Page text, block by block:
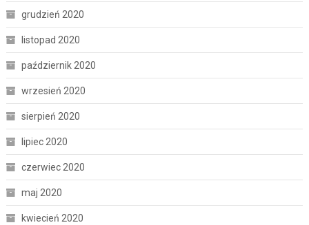
grudzień 2020
listopad 2020
październik 2020
wrzesień 2020
sierpień 2020
lipiec 2020
czerwiec 2020
maj 2020
kwiecień 2020